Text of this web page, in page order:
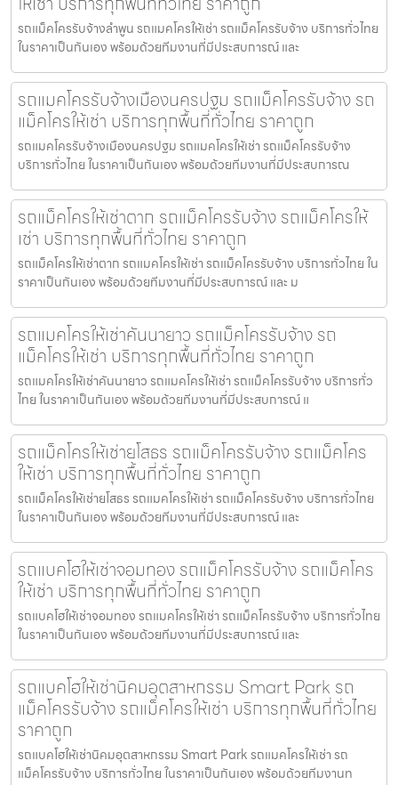
รถแม็คโครรับจ้างลำพูน รถแมคโครให้เช่า รถแม็คโครรับจ้าง บริการทั่วไทย
ในราคาเป็นกันเอง พร้อมด้วยทีมงานที่มีประสบการณ์ และ
รถแมคโครรับจ้างเมืองนครปฐม รถแม็คโครรับจ้าง รถ
แม็คโครให้เช่า บริการทุกพื้นที่ทั่วไทย ราคาถูก
รถแมคโครรับจ้างเมืองนครปฐม รถแมคโครให้เช่า รถแม็คโครรับจ้าง
บริการทั่วไทย ในราคาเป็นกันเอง พร้อมด้วยทีมงานที่มีประสบการณ
รถแม็คโครให้เช่าตาก รถแม็คโครรับจ้าง รถแม็คโครให้
เช่า บริการทุกพื้นที่ทั่วไทย ราคาถูก
รถแม็คโครให้เช่าตาก รถแมคโครให้เช่า รถแม็คโครรับจ้าง บริการทั่วไทย ใน
ราคาเป็นกันเอง พร้อมด้วยทีมงานที่มีประสบการณ์ และ ม
รถแมคโครให้เช่าคันนายาว รถแม็คโครรับจ้าง รถ
แม็คโครให้เช่า บริการทุกพื้นที่ทั่วไทย ราคาถูก
รถแมคโครให้เช่าคันนายาว รถแมคโครให้เช่า รถแม็คโครรับจ้าง บริการทั่ว
ไทย ในราคาเป็นกันเอง พร้อมด้วยทีมงานที่มีประสบการณ์ แ
รถแม็คโครให้เช่ายโสธร รถแม็คโครรับจ้าง รถแม็คโคร
ให้เช่า บริการทุกพื้นที่ทั่วไทย ราคาถูก
รถแม็คโครให้เช่ายโสธร รถแมคโครให้เช่า รถแม็คโครรับจ้าง บริการทั่วไทย
ในราคาเป็นกันเอง พร้อมด้วยทีมงานที่มีประสบการณ์ และ
รถแบคโฮให้เช่าจอมทอง รถแม็คโครรับจ้าง รถแม็คโคร
ให้เช่า บริการทุกพื้นที่ทั่วไทย ราคาถูก
รถแบคโฮให้เช่าจอมทอง รถแมคโครให้เช่า รถแม็คโครรับจ้าง บริการทั่วไทย
ในราคาเป็นกันเอง พร้อมด้วยทีมงานที่มีประสบการณ์ และ
รถแบคโฮให้เช่านิคมอุตสาหกรรม Smart Park รถ
แม็คโครรับจ้าง รถแม็คโครให้เช่า บริการทุกพื้นที่ทั่วไทย
ราคาถูก
รถแบคโฮให้เช่านิคมอุตสาหกรรม Smart Park รถแมคโครให้เช่า รถ
แม็คโครรับจ้าง บริการทั่วไทย ในราคาเป็นกันเอง พร้อมด้วยทีมงานท